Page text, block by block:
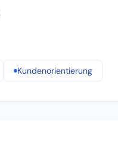
Kundenorientierung